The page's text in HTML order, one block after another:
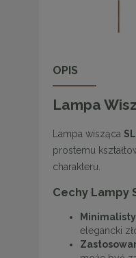
OPIS
Lampa
Lampa wisząca
prostemu
charakteru.
Cechy Lampy
elegancki